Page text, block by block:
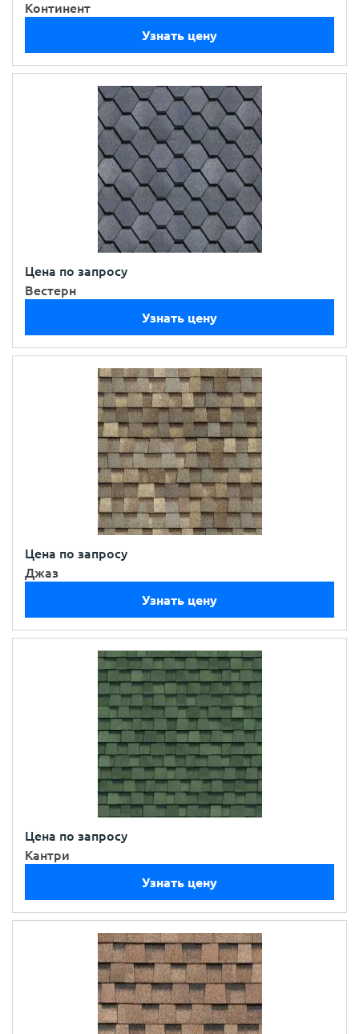
Континент
Узнать цену
Цена по запросу
Вестерн
Узнать цену
Цена по запросу
Джаз
Узнать цену
Цена по запросу
Кантри
Узнать цену